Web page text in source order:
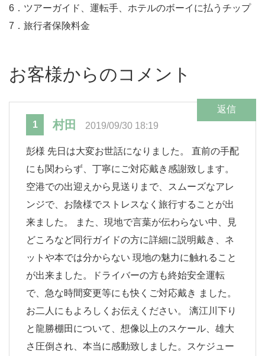
6．ツアーガイド、運転手、ホテルのボーイに払うチップ
7．旅行者保険料金
お客様からのコメント
1 村田 2019/09/30 18:19
返信
彭様 先日は大変お世話になりました。 直前の手配
にも関わらず、丁寧にご対応戴き感謝致します。
空港での出迎えから見送りまで、スムーズなアレ
ンジで、お陰様でストレスなく旅行することが出
来ました。 また、現地で言葉が伝わらない中、見
どころなど同行ガイドの方に詳細に説明戴き、ネ
ットや本では分からない 現地の魅力に触れること
が出来ました。ドライバーの方も終始安全運転
で、急な時間変更等にも快くご対応戴き ました。
お二人にもよろしくお伝えください。 漓江川下り
と龍勝棚田について、想像以上のスケール、雄大
さ圧倒され、本当に感動致しました。スケジュー